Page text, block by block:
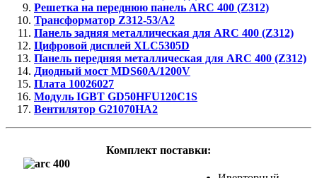
Решетка на переднюю панель ARC 400 (Z312)
Трансформатор Z312-53/A2
Панель задняя металлическая для ARC 400 (Z312)
Цифровой дисплей XLC5305D
Панель передняя металлическая для ARC 400 (Z312)
Диодный мост MDS60A/1200V
Плата 10026027
Модуль IGBT GD50HFU120C1S
Вентилятор G21070HA2
Комплект поставки: